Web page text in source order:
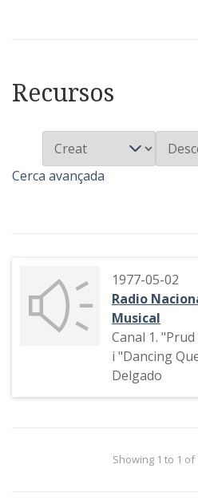
Recursos
Cerca avançada
1977-05-02
Radio
Musical
Canal 1.
i "Dancing
Delgado
Showing 1 to 1